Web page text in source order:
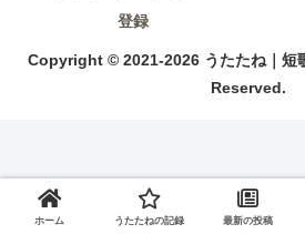
登録
Copyright © 2021-2026 うたたね｜短
Reserved.
ホーム うたたねの記録 最新の投稿